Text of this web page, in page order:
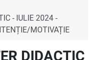
- IULIE 2024 -
MOTIVAȚIE
DIDACTIC